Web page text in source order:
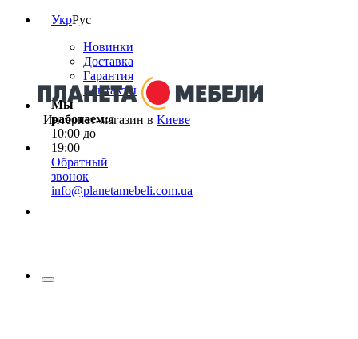
УкрРус
Новинки
Доставка
Гарантия
Контакты
Мы
работаем:с
10:00 до
19:00
Обратный
звонок
info@planetamebeli.com.ua
Интернет-магазин в Киеве